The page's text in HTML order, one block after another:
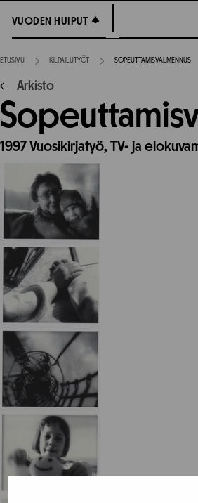
suoraan
sisältöön
VUODEN HUIPUT
VUODEN HUIPUT
ETUSIVU KILPAILUTYÖT SOPEUTTAMISVALMENNUS
Arkisto
1997Vuosikirjatyö, TV- ja